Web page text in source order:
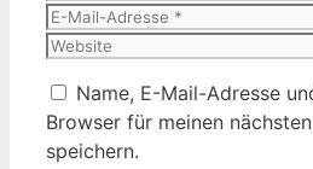
Name, E-Mail-Adresse
Browser für meinen
speichern.